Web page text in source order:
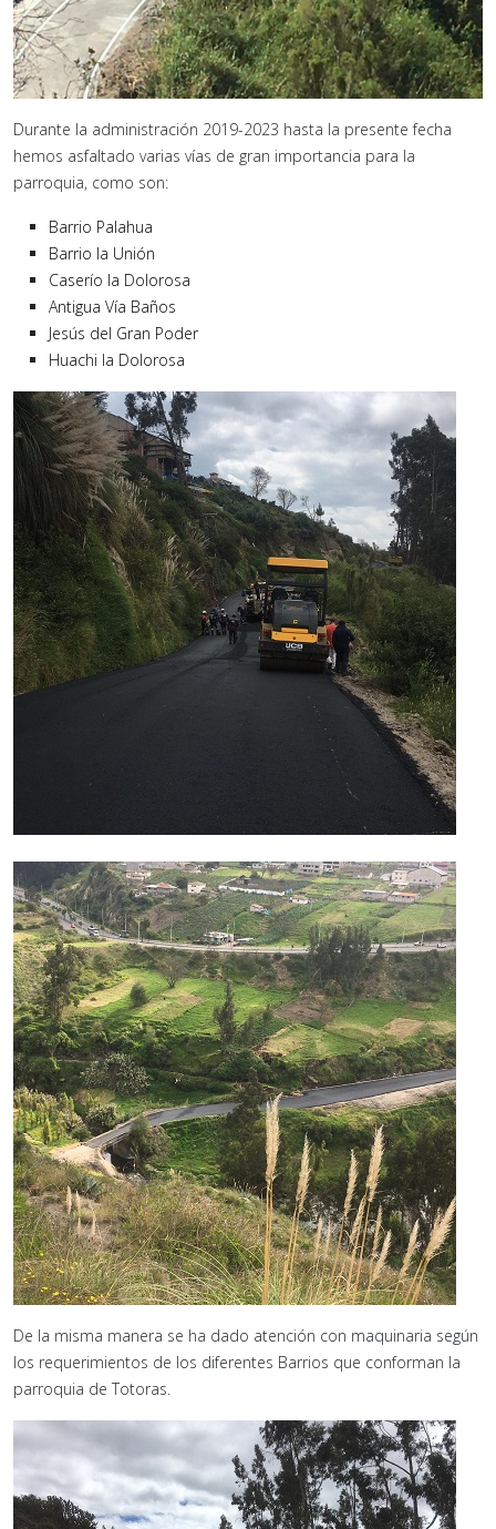
Durante la administración 2019-2023 hasta la presente fecha
hemos asfaltado varias vías de gran importancia para la
parroquia, como son:
Barrio Palahua
Barrio la Unión
Caserío la Dolorosa
Antigua Vía Baños
Jesús del Gran Poder
Huachi la Dolorosa
De la misma manera se ha dado atención con maquinaria según
los requerimientos de los diferentes Barrios que conforman la
parroquia de Totoras.